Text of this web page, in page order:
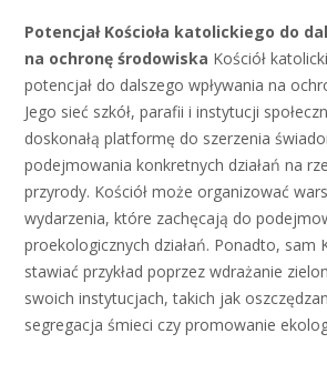
Potencjał Kościoła katolickiego do
na ochronę środowiska Kościół
potencjał do dalszego wpływania na
Jego sieć szkół, parafii i instytucji
doskonałą platformę do szerzenia
podejmowania konkretnych działań na
przyrody. Kościół może organizować
wydarzenia, które zachęcają do
proekologicznych działań. Ponadto, sam
stawiać przykład poprzez wdrażanie
swoich instytucjach, takich jak
segregacja śmieci czy promowanie